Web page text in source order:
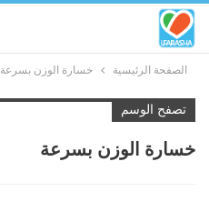
الصفحة الرئيسية خسارة الوزن بسرعة
تصفح الوسم
خسارة الوزن بسرعة